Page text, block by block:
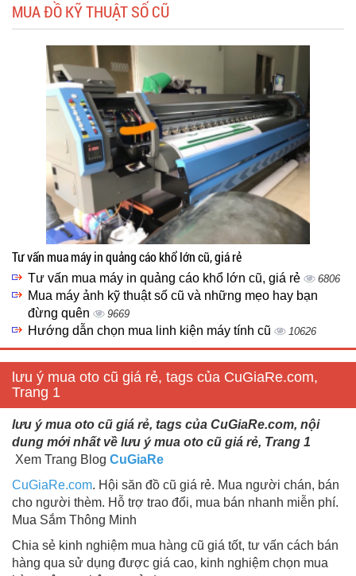
MUA ĐỒ KỸ THUẬT SỐ CŨ
Tư vấn mua máy in quảng cáo khổ lớn cũ, giá rẻ
Tư vấn mua máy in quảng cáo khổ lớn cũ, giá rẻ 6806
Mua máy ảnh kỹ thuật số cũ và những mẹo hay bạn
đừng quên
9669
Hướng dẫn chọn mua linh kiện máy tính cũ 10626
lưu ý mua oto cũ giá rẻ, tags của CuGiaRe.com,
Trang 1
lưu ý mua oto cũ giá rẻ, tags của CuGiaRe.com, nội
dung mới nhất về lưu ý mua oto cũ giá rẻ, Trang 1
Xem Trang Blog CuGiaRe
CuGiaRe.com. Hội săn đồ cũ giá rẻ. Mua người chán, bán
cho người thèm. Hỗ trợ trao đổi, mua bán nhanh miễn phí.
Mua Sắm Thông Minh
Chia sẻ kinh nghiệm mua hàng cũ giá tốt, tư vấn cách bán
hàng qua sử dụng được giá cao, kinh nghiệm chọn mua